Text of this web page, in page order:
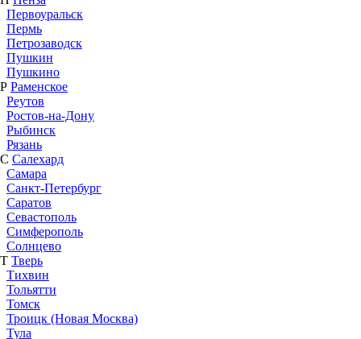
Первоуральск
Пермь
Петрозаводск
Пушкин
Пушкино
Р Раменское
Реутов
Ростов-на-Дону
Рыбинск
Рязань
С Салехард
Самара
Санкт-Петербург
Саратов
Севастополь
Симферополь
Солнцево
Т Тверь
Тихвин
Тольятти
Томск
Троицк (Новая Москва)
Тула